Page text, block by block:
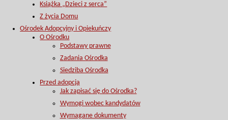
Książka „Dzieci z serca”
Z życia Domu
Ośrodek Adopcyjny i Opiekuńczy
O Ośrodku
Podstawy prawne
Zadania Ośrodka
Siedziba Ośrodka
Przed adopcją
Jak zapisać się do Ośrodka?
Wymogi wobec kandydatów
Wymagane dokumenty